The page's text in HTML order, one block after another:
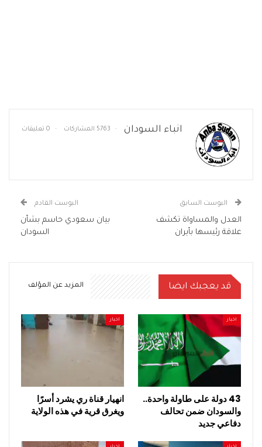
انباء السودان 5763 المشاركات 0 تعليقات
البوست السابق
العدل والمساواة تكشف
علاقة رئيسها بأيران
البوست القادم
بيان سعودي حاسم بشأن
السودان
قد يعجبك ايضا المزيد عن المؤلف
اخبار
43 دولة على طاولة واحدة..
والسودان ضمن تحالف
دفاعي جديد
اخبار
انهيار قناة ري يشرد أسرًا
ويغرق قرية في هذه الولاية